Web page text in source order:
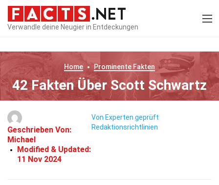
Verwandle deine Neugier in Entdeckungen
Home Prominente Fakten
42 Fakten Über Scott Schwartz
Geschrieben Von:
Michael
Modified & Updated:
11 Nov 2024
Von Experten geprüft
Redaktionsrichtlinien